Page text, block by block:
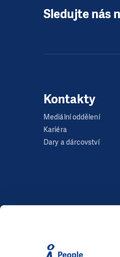
Sledujte nás
Kontakty
Mediální oddělení
Kariéra
Dary a dárcovství
©Člověk v tísni, o.p.s.